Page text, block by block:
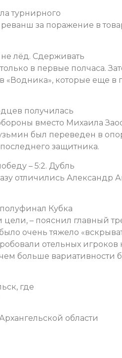
турнирного
за поражение в
лёд. Сдерживать
в первые полчаса.
«Водника», которые еще в
получилась
вместо Михаила
был переведен в
защитника.
– 5:2. Дубль
отличились Александр
Кубка
– пояснил главный
очень тяжело
отельных игроков
больше вариативности
где
области